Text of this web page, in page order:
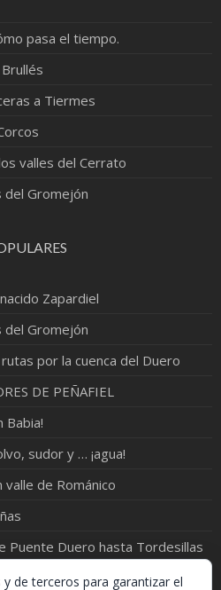
pasa el tiempo.
a Tiermes
valles del Cerrato
del Gromejón
Zapardiel
del Gromejón
por la cuenca del Duero
DE PEÑAFIEL
Babia!
sudor y … ¡agua!
de Románico
Puente Duero hasta Tordesillas
el Campo de Peñafiel
de terceros para garantizar el